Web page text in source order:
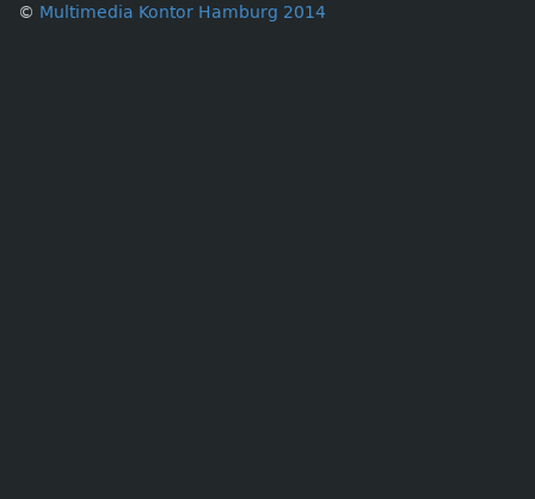
© Multimedia Kontor Hamburg 2014